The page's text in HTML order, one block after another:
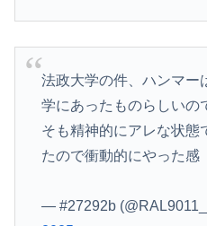
法政大学の件、ハンマー
学にあったものらしいの
そも精神的にアレな状態
たので衝動的にやった感
— #27292b